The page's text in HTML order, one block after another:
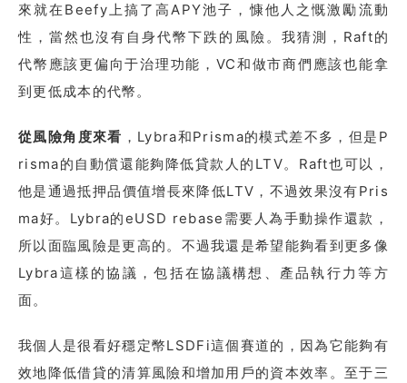
來就在Beefy上搞了高APY池子，慷他人之慨激勵流動
性，當然也沒有自身代幣下跌的風險。我猜測，Raft的
代幣應該更偏向于治理功能，VC和做市商們應該也能拿
到更低成本的代幣。
從風險角度來看 ，Lybra和Prisma的模式差不多，但是P
risma的自動償還能夠降低貸款人的LTV。Raft也可以，
他是通過抵押品價值增長來降低LTV，不過效果沒有Pris
ma好。Lybra的eUSD rebase需要人為手動操作還款，
所以面臨風險是更高的。不過我還是希望能夠看到更多像
Lybra這樣的協議，包括在協議構想、產品執行力等方
面。
我個人是很看好穩定幣LSDFi這個賽道的，因為它能夠有
效地降低借貸的清算風險和增加用戶的資本效率。至于三